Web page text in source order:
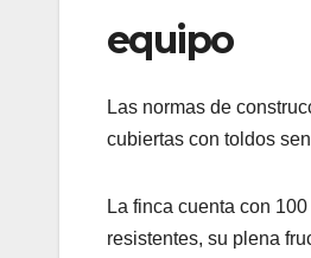
equipo
Las normas de
cubiertas con toldos
La finca cuenta con
resistentes, su plena